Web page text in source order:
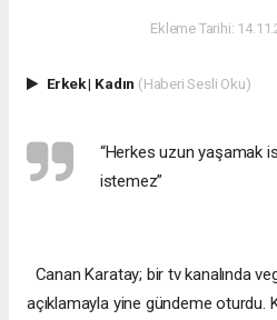
Ekleme Tarihi:
Erkek| Kadın (Haberi Sesli Oku)
“Herkes uzun yaşamak
istemez”
Canan Karatay; bir tv kanalında
açıklamayla yine gündeme oturdu.